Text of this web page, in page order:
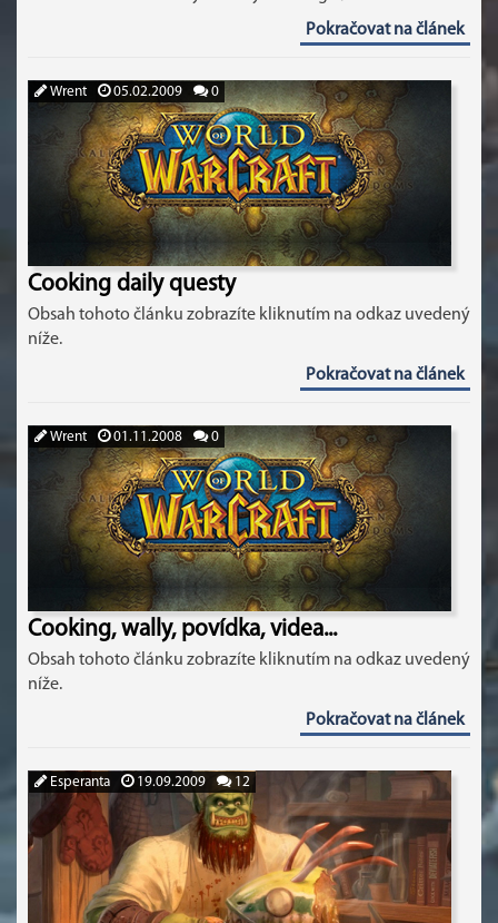
Pokračovat na článek
Wrent 05.02.2009 0
Cooking daily questy
Obsah tohoto článku zobrazíte kliknutím na odkaz uvedený
níže.
Pokračovat na článek
Wrent 01.11.2008 0
Cooking, wally, povídka, videa...
Obsah tohoto článku zobrazíte kliknutím na odkaz uvedený
níže.
Pokračovat na článek
Esperanta 19.09.2009 12